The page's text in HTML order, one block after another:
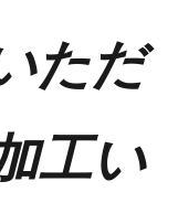
ただ
工い